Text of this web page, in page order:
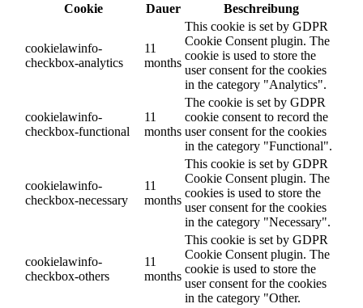
Cookie
Dauer Beschreibung
cookielawinfo-
checkbox-analytics
11
months
This cookie is set by GDPR
Cookie Consent plugin. The
cookie is used to store the
user consent for the cookies
in the category "Analytics".
cookielawinfo-
checkbox-functional
11
months
The cookie is set by GDPR
cookie consent to record the
user consent for the cookies
in the category "Functional".
cookielawinfo-
checkbox-necessary
11
months
This cookie is set by GDPR
Cookie Consent plugin. The
cookies is used to store the
user consent for the cookies
in the category "Necessary".
cookielawinfo-
checkbox-others
11
months
This cookie is set by GDPR
Cookie Consent plugin. The
cookie is used to store the
user consent for the cookies
in the category "Other.